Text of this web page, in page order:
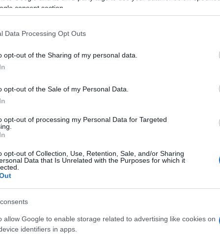
consent section.
Data Processing Opt Outs
opt-out of the Sharing of my personal data.
opt-out of the Sale of my Personal Data.
opt-out of processing my Personal Data for Targeted
opt-out of Collection, Use, Retention, Sale, and/or Sharing
Data that Is Unrelated with the Purposes for which it
allow Google to enable storage related to advertising like cookies on
identifiers in apps.
smanicato alta visibilità
Hi-Vis Giallo, Arancione
smanicato alta visibilità
Hi-Vis Giallo, Arancione
Rays FFP3 con valvola
5 Mascherine facciali a
FFP3 con valvola